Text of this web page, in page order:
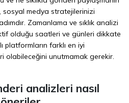
sosyal medya stratejilerinizi
Zamanlama ve sıklık analizi
olduğu saatleri ve günleri dikkate
platformların farklı en iyi
olabileceğini unutmamak gerekir.
analizleri nasıl